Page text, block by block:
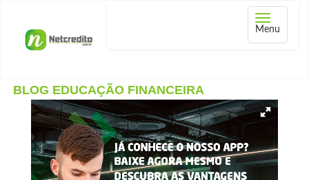
Abrir
menu
Menu
BLOG EDUCAÇÃO FINANCEIRA